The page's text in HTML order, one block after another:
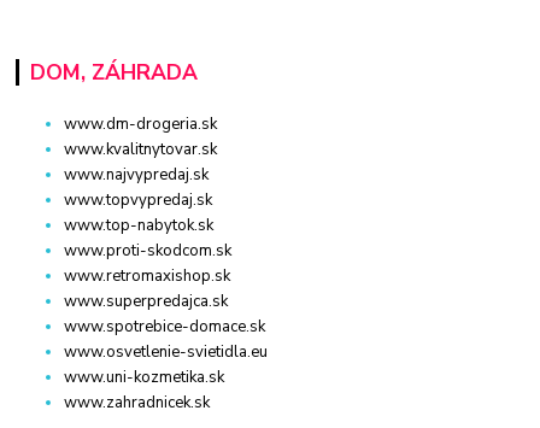
DOM, ZÁHRADA
www.dm-drogeria.sk
www.kvalitnytovar.sk
www.najvypredaj.sk
www.topvypredaj.sk
www.top-nabytok.sk
www.proti-skodcom.sk
www.retromaxishop.sk
www.superpredajca.sk
www.spotrebice-domace.sk
www.osvetlenie-svietidla.eu
www.uni-kozmetika.sk
www.zahradnicek.sk